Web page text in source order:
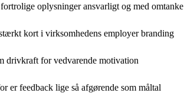
oplysninger ansvarligt og med omtanke
kort i virksomhedens employer branding
drivkraft for vedvarende motivation
er feedback lige så afgørende som måltal